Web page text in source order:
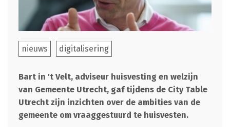
nieuws digitalisering
Bart in 't Velt, adviseur huisvesting en welzijn
van Gemeente Utrecht, gaf tijdens de City Table
Utrecht zijn inzichten over de ambities van de
gemeente om vraaggestuurd te huisvesten.